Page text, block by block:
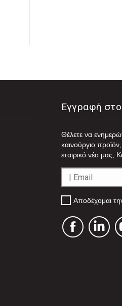
Εγγραφή
Θέλετε να
καινούργιο
εταιρικό νέο μας;
Αποδέχομαι
Facebook